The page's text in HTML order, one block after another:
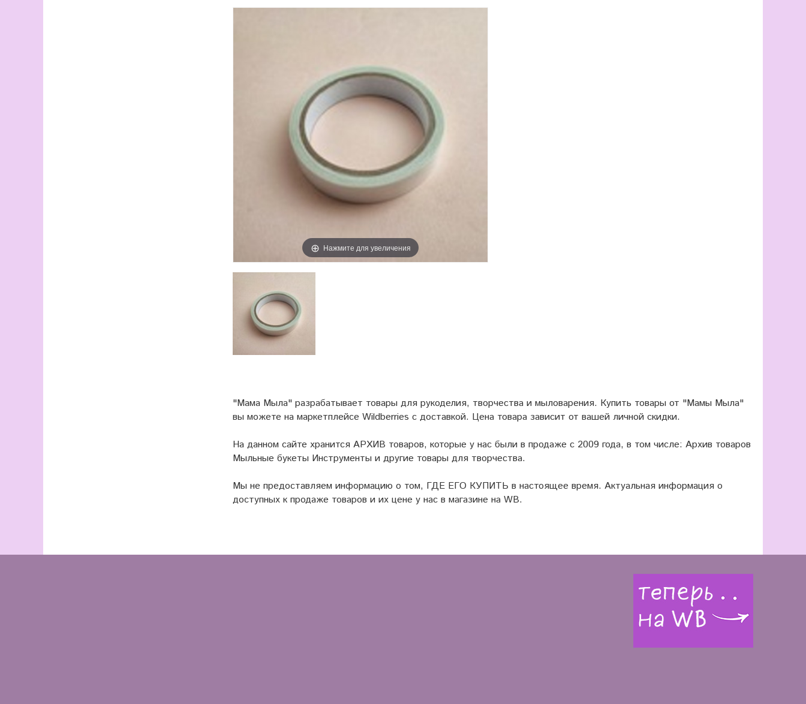
Нажмите для увеличения
"Мама Мыла" разрабатывает товары для рукоделия, творчества и мыловарения. Купить товары от "Мамы Мыла"
вы можете на маркетплейсе Wildberries с доставкой. Цена товара зависит от вашей личной скидки.
На данном сайте хранится АРХИВ товаров, которые у нас были в продаже с 2009 года, в том числе: Архив товаров
Мыльные букеты Инструменты и другие товары для творчества.
Мы не предоставляем информацию о том, ГДЕ ЕГО КУПИТЬ в настоящее время. Актуальная информация о
доступных к продаже товаров и их цене у нас в магазине на WB.